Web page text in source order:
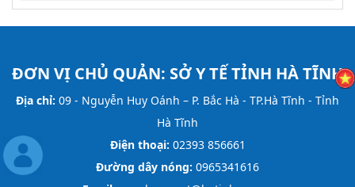
ĐƠN VỊ CHỦ QUẢN: SỞ Y TẾ TỈNH HÀ TĨNH
Địa chỉ: 09 - Nguyễn Huy Oánh – P. Bắc Hà - TP.Hà Tĩnh - Tỉnh
Hà Tĩnh
Điện thoại: 02393 856661
Đường dây nóng: 0965341616